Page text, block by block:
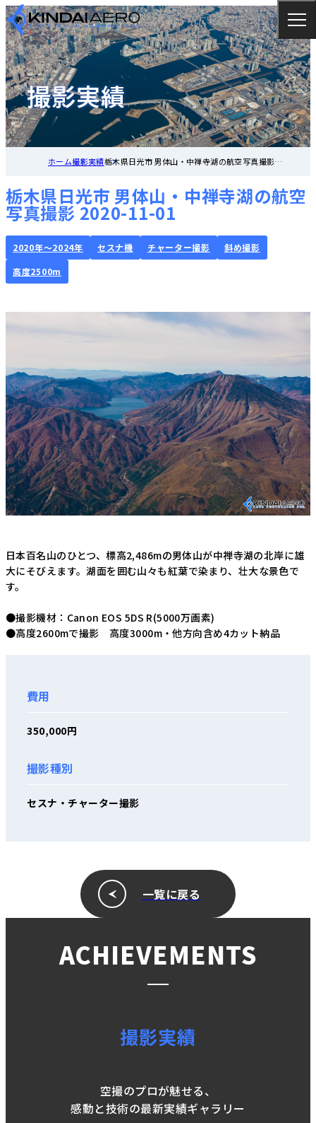
撮影実績
ホーム撮影実績栃木県日光市 男体山・中禅寺湖の航空写真撮影
2020-11-01
栃木県日光市 男体山・中禅寺湖の航空
写真撮影 2020-11-01
2020年～2024年 セスナ機 チャーター撮影
斜め撮影
高度2500m
日本百名山のひとつ、標高2,486mの男体山が中禅寺湖の北岸に雄
大にそびえます。湖面を囲む山々も紅葉で染まり、壮大な景色で
す。
●撮影機材：Canon EOS 5DS R(5000万画素)
●高度2600mで撮影 高度3000m・他方向含め4カット納品
費用
350,000円
撮影種別
セスナ・チャーター撮影
一覧に戻る
ACHIEVEMENTS
撮影実績
空撮のプロが魅せる、
感動と技術の最新実績ギャラリー